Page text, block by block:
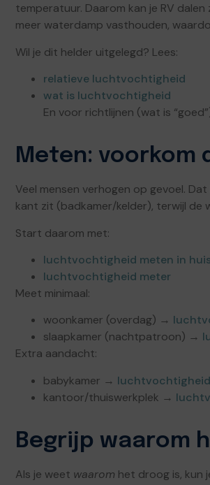
temperatuur. Daarom kan je RV
meer waterdamp vasthouden,
Wil je dit helder uitgelegd? Lees:
relatieve luchtvochtigheid
wat is luchtvochtigheid
En voor richtlijnen (wat is
Meten: voorkom
Veel mensen verhogen op gevoel.
kant zit (badkamer/kelder), terwijl de
Start daarom met:
luchtvochtigheid meten in
luchtvochtigheid meter
Meet minimaal:
woonkamer (overdag) →
slaapkamer (nachtpatroon) →
Extra aandacht:
babykamer →
kantoor/thuiswerkplek →
Begrijp waarom
Als je weet waarom het droog is, kun